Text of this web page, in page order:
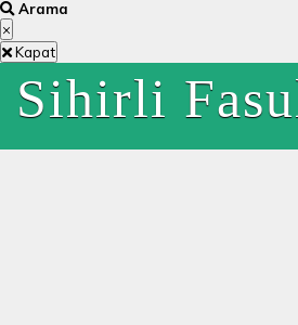
Arama
×
Kapat
Sihirli